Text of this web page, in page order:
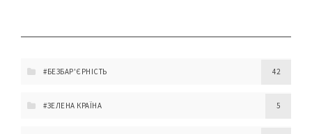
#БЕЗБАР'ЄРНІСТЬ 42
#ЗЕЛЕНА КРАЇНА 5